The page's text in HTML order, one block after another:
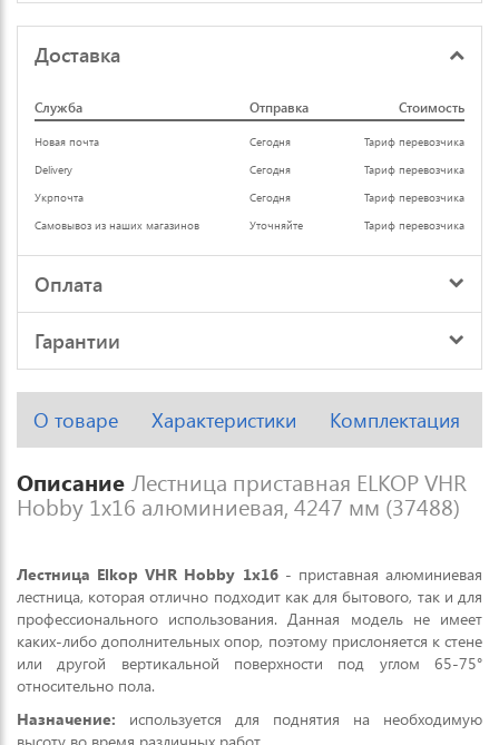
Доставка
Служба Отправка Стоимость
Новая почта Сегодня
Тариф перевозчика
Delivery
Сегодня
Тариф перевозчика
Укрпочта
Сегодня
Тариф перевозчика
Самовывоз из наших магазинов
Уточняйте Тариф перевозчика
Оплата
Гарантии
О товаре Характеристики Комплектация
Описание Лестница приставная ELKOP VHR
Hobby 1x16 алюминиевая, 4247 мм (37488)
Лестница Elkop VHR Hobby 1x16- приставная алюминиевая
лестница, которая отлично подходит как для бытового, так и для
профессионального использования. Данная модель не имеет
каких-либо дополнительных опор, поэтому прислоняется к стене
или другой вертикальной поверхности под углом 65-75°
относительно пола.
Назначение: используется для поднятия на необходимую